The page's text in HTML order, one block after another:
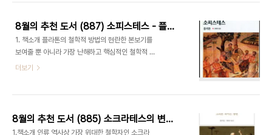
철인 통치의 필요성, 수호자에게 필요한 자질과 교육
법 등 정치적 논의나 정치철학에 머무르지 않고 형이
상학, 윤리학, 인식론, 교육, 경제 등에 대한 다양한
주제를 제시한다. 무엇이 잘 사는 것이고 훌륭한 삶인
가에 관한 이야기를 담은 이 책에는 국가란 무엇인가,
가, 정의란 강한 자의 이익인가, 올바르게 살아야 하
8월의 추천 도서 (887) 소피스테스 - 플라톤
1. 책소개 플라톤의 철학적 방법의 현란한 본보기를
보여줄 뿐 아니라 가장 난해하고 핵심적인 철학적 내
용을 담고 있는 후기 대화편. 는 `정치가`와 함께 형
은 기원전 427년경에 태어난 고대 그리스의 철학자
이다. 아버지는 아리스톤, 어머니는 페릭티오네인데,
더보기
8월의 추천 도서 (885) 소크라테스의 변명 (크리톤(C),파이돈, 향연)-플라톤
1.책소개 인류 역사상 가장 위대한 철학자인 소크라